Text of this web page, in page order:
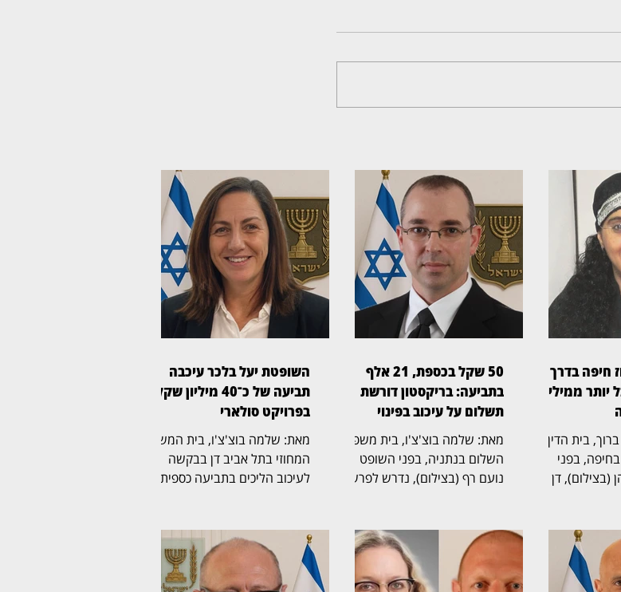
חיפה בדרך
ממיליון
מאת: שלמה בן ברוך, בית הדין
בפני
(בצילום), דן
בפרקליטות
על תנאי
50 שקל בכספת, 21 אלף
בתביעה: בריקסטון דורשת
תשלום על עיכוב בפינוי
מאת: שלמה בוצ'צ'ו, בית משפט
השלום בנתניה, בפני השופט
נועם רף (בצילום), נדרש לפרשה
שטר בודד של 50 שקל,
והתגלגלה לשני הליכים משפטיים
נפרדים. בריקסטון כספות פעלה
השופטת יעל בלכר עיכבה
תביעה של כ־40 מיליון שקל
בפרויקט סולארי
מאת: שלמה בוצ'צ'ו, בית המשפט
המחוזי בתל אביב דן בבקשה
לעיכוב הליכים בתביעה כספית
נווה אור שיא אנרגיה סולארי
שותפות מוגבלת ושיא נרגיה
2020 בע"מ. בפני השופטת יעל